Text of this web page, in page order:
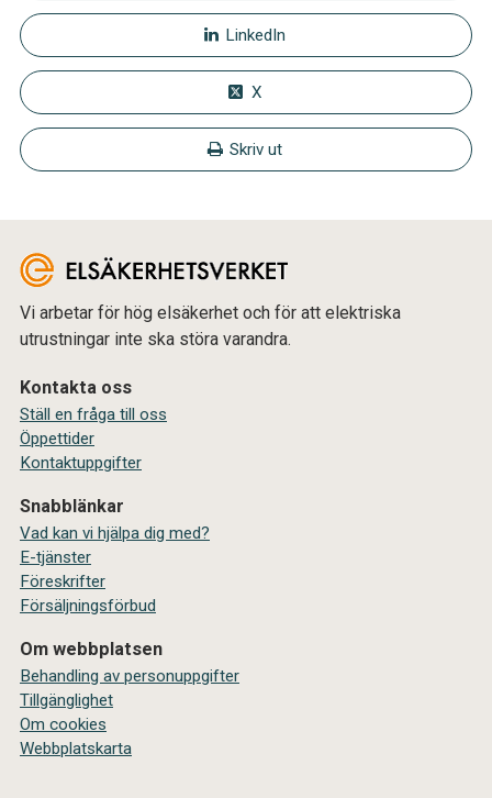
LinkedIn
X
Skriv ut
Vi arbetar för hög elsäkerhet och för att elektriska
utrustningar inte ska störa varandra.
Kontakta oss
Ställ en fråga till oss
Öppettider
Kontaktuppgifter
Snabblänkar
Vad kan vi hjälpa dig med?
E-tjänster
Föreskrifter
Försäljningsförbud
Om webbplatsen
Behandling av personuppgifter
Tillgänglighet
Om cookies
Webbplatskarta